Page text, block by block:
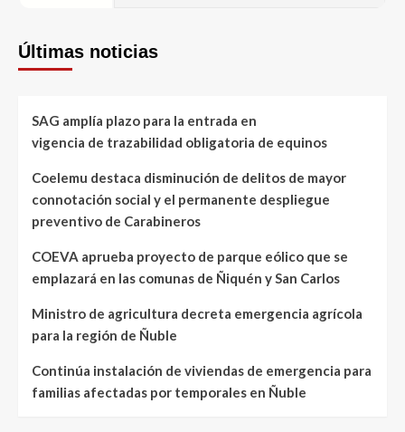
Últimas noticias
SAG amplía plazo para la entrada en
vigencia de trazabilidad obligatoria de equinos
Coelemu destaca disminución de delitos de mayor
connotación social y el permanente despliegue
preventivo de Carabineros
COEVA aprueba proyecto de parque eólico que se
emplazará en las comunas de Ñiquén y San Carlos
Ministro de agricultura decreta emergencia agrícola
para la región de Ñuble
Continúa instalación de viviendas de emergencia para
familias afectadas por temporales en Ñuble